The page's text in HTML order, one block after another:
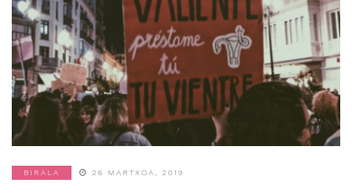
BIRALA 26 MARTXOA, 2019